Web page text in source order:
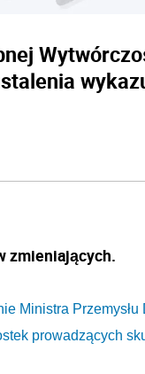
zmieniających.
Ministra
prowadzących